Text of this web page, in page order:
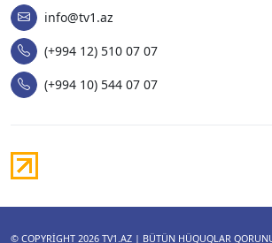
info@tv1.az
(+994 12) 510 07 07
(+994 10) 544 07 07
© COPYRIGHT 2026 TV1.AZ | BÜTÜN HÜQUQLAR